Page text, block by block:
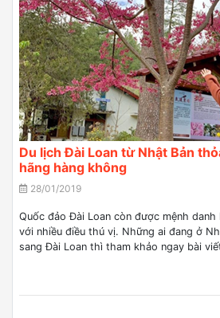
Du lịch Đài Loan từ Nhật Bản
hãng hàng không
28/01/2019
Quốc đảo Đài Loan còn được mệnh danh
với nhiều điều thú vị. Những ai đang ở
sang Đài Loan thì tham khảo ngay bài